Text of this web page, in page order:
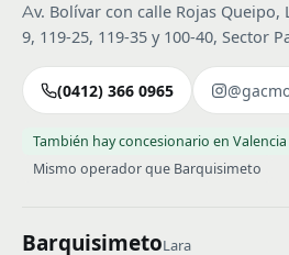
Av. Bolívar con calle Rojas Queipo,
9, 119-25, 119-35 y 100-40, Sector
(0412) 366 0965
También hay concesionario en Valencia
Mismo operador que Barquisimeto
BarquisimetoLara